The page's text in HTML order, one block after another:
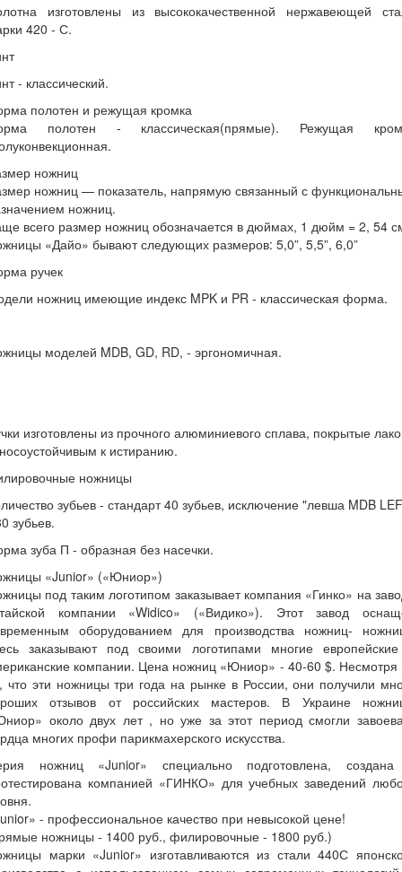
изготовлены из высококачественной нержавеющей
420 - С.
- классический.
полотен и режущая кромка
полотен - классическая(прямые). Режущая
ножниц
ножниц — показатель, напрямую связанный с
ножниц.
всего размер ножниц обозначается в дюймах, 1 дюйм = 2, 54
«Дайо» бывают следующих размеров: 5,0”, 5,5”, 6,0”
ручек
ножниц имеющие индекс MPK и PR - классическая форма.
моделей MDB, GD, RD, - эргономичная.
изготовлены из прочного алюминиевого сплава, покрытые
к истиранию.
ножницы
зубьев - стандарт 40 зубьев, исключение "левша MDB
зубьев.
зуба П - образная без насечки.
«Junior» («Юниор»)
под таким логотипом заказывает компания «Гинко» на
компании «Widico» («Видико»). Этот завод
оборудованием для производства ножниц-
заказывают под своими логотипами многие
компании. Цена ножниц «Юниор» - 40-60 $. Несмотря
что эти ножницы три года на рынке в России, они получили
отзывов от российских мастеров. В Украине
около двух лет , но уже за этот период смогли
многих профи парикмахерского искусства.
ножниц «Junior» специально подготовлена,
компанией «ГИНКО» для учебных заведений
- профессиональное качество при невысокой цене!
ножницы - 1400 руб., филировочные - 1800 руб.)
марки «Junior» изготавливаются из стали 440С